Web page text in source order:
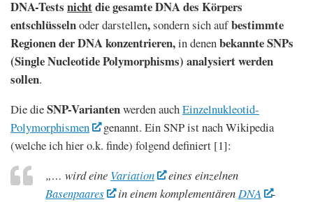
DNA-Tests nichtdie gesamte DNA des Körpers
entschlüsselnoder darstellen,sondern sich aufbestimmte
Regionen der DNA konzentrieren,in denenbekannte SNPs
(Single Nucleotide Polymorphisms) analysiert werden
sollen.
Die dieSNP-Variantenwerden auchEinzelnukleotid-
Polymorphismen
genannt. Ein SNP ist nach Wikipedia
(welche ich hier o.k. finde) folgend definiert [1]:
„… wird eine Variation
eines einzelnen
Basenpaares
in einem komplementären DNA
-